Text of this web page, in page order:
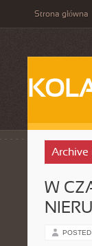
Strona główna
Archive
W